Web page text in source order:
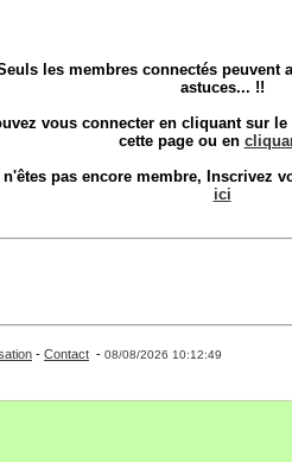
les membres connectés peuvent
astuces... !!
vous connecter en cliquant sur
cette page ou en
pas encore membre, Inscrivez
ici
- Contact - 08/08/2026 10:12:49